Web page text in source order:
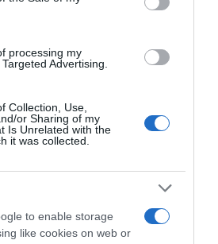
processing my
Advertising.
Collection, Use,
or Sharing of my
Is Unrelated with the
it was collected.
to enable storage
like cookies on web or